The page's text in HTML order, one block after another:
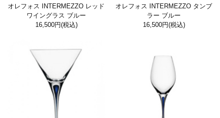
オレフォス INTERMEZZO レッド
ワイングラス ブルー
16,500円(税込)
オレフォス INTERMEZZO タンブ
ラー ブルー
16,500円(税込)